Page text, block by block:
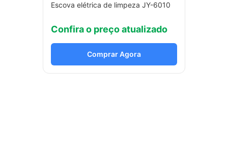
Escova elétrica de limpeza JY-6010
Confira o preço atualizado
Comprar Agora